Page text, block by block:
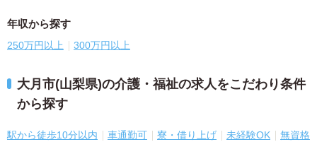
年収から探す
250万円以上 300万円以上
大月市(山梨県)の介護・福祉の求人をこだわり条件
から探す
駅から徒歩10分以内 車通勤可 寮・借り上げ 未経験OK
無資格